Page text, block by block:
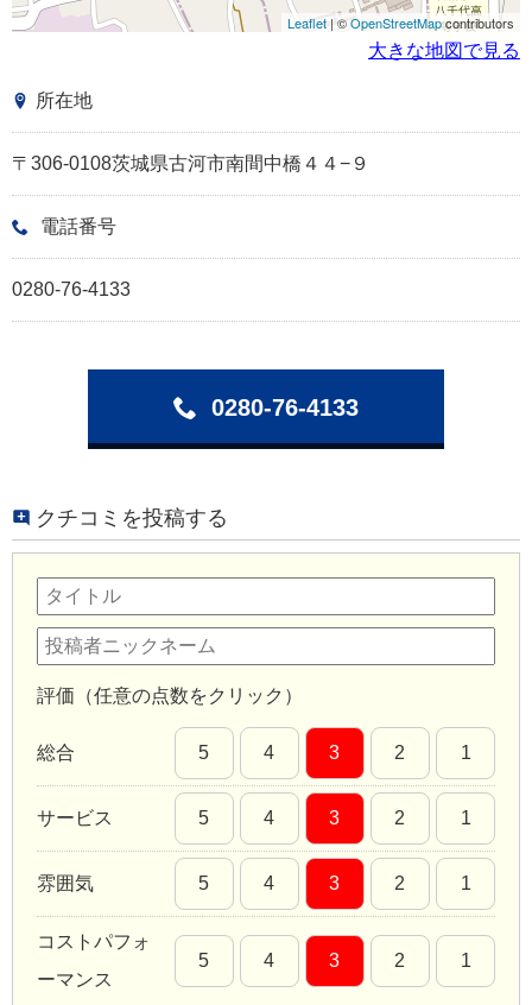
Leaflet| ©OpenStreetMapcontributors
大きな地図で見る
所在地
〒306-0108茨城県古河市南間中橋４４−９
電話番号
0280-76-4133
0280-76-4133
クチコミを投稿する
評価（任意の点数をクリック）
総合 5 4 3 2 1
サービス 5 4 3 2 1
雰囲気 5 4 3 2 1
コストパフォ
ーマンス
5 4 3 2 1